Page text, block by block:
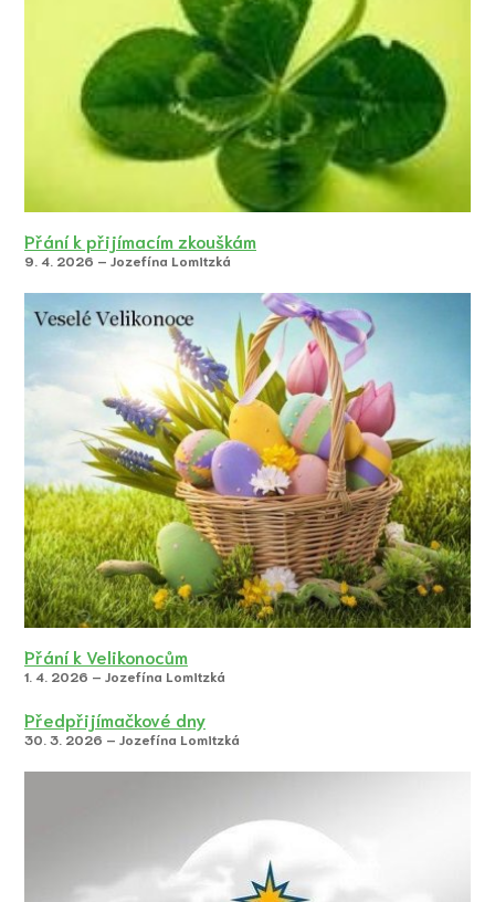
Přání k přijímacím zkouškám
9. 4. 2026 – Jozefína Lomitzká
Přání k Velikonocům
1. 4. 2026 – Jozefína Lomitzká
Předpřijímačkové dny
30. 3. 2026 – Jozefína Lomitzká